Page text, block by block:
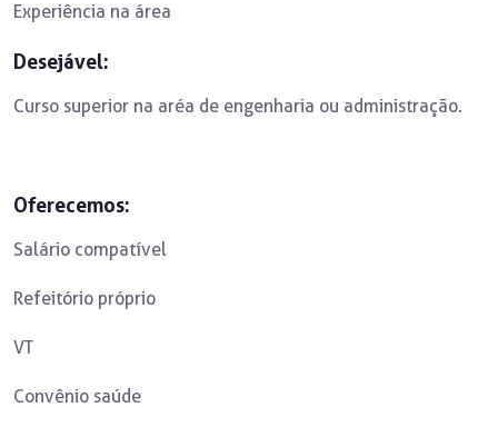
Experiência na área
Desejável:
Curso superior na aréa de engenharia ou administração.
Oferecemos:
Salário compatível
Refeitório próprio
VT
Convênio saúde